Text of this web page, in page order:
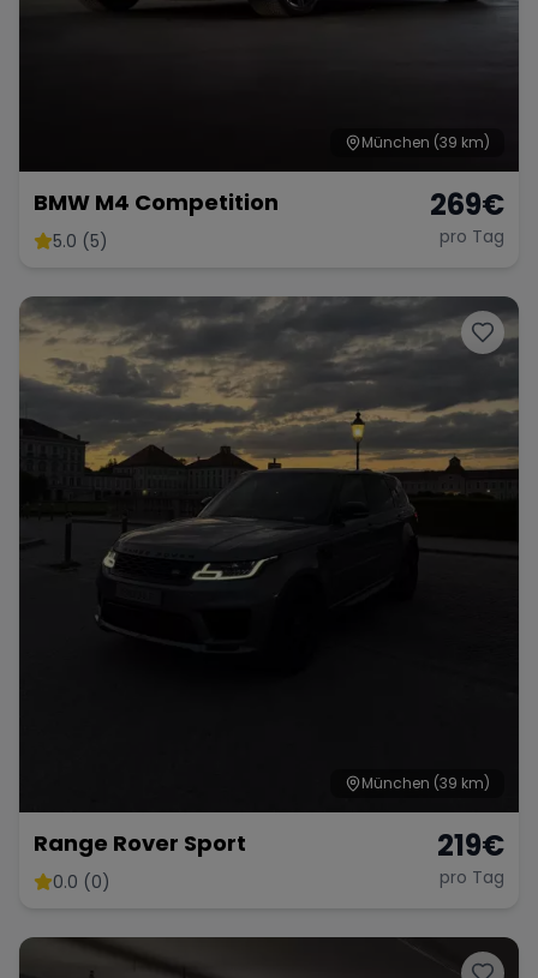
München (39 km)
BMW M4 Competition
5.0 (5)
269€
pro Tag
München (39 km)
Range Rover Sport
0.0 (0)
219€
pro Tag